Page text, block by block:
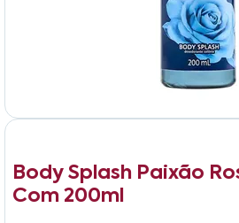
Body Splash Paixão
Com 200ml